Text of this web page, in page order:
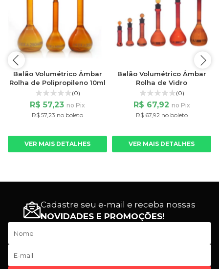
Balão Volumétrico Âmbar
Rolha de Polipropileno 10ml
(0)
R$ 57,23 no Pix
R$ 57,23 no boleto
VER MAIS DETALHES
Balão Volumétrico Âmbar
Rolha de Vidro
(0)
R$ 67,92 no Pix
R$ 67,92 no boleto
VER MAIS DETALHES
Cadastre seu e-mail e receba nossas
NOVIDADES E PROMOÇÕES!